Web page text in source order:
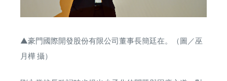
▲豪門國際開發股份有限公司董事長簡廷在。（圖／巫
月樺 攝）